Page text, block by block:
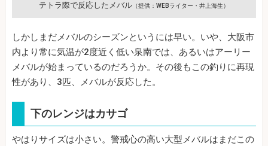
テトラ際で反応したメバル （提供：WEBライター・井上海生）
しかしまだメバルのシーズンというには早い。いや、大阪市
内より常に気温が2度近く低い泉南では、あるいはアーリー
メバルが始まっているのだろうか。その後もこの釣りに再現
性があり、3匹、メバルが反応した。
下のレンジはカサゴ
やはりサイズは小さい。警戒心の高い大型メバルはまだこの